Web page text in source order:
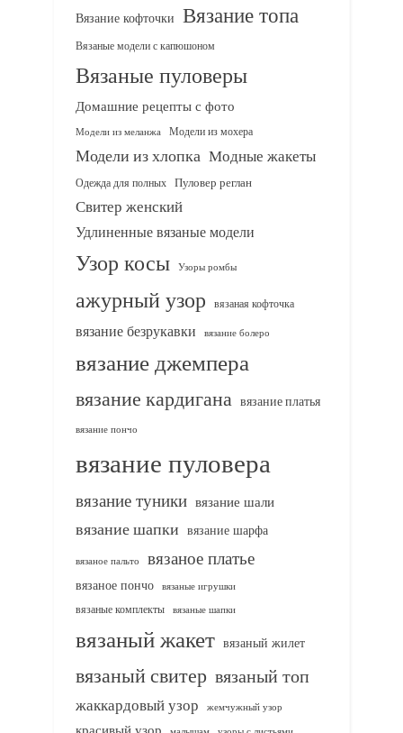
Вязание кофточки Вязание топа
Вязаные модели с капюшоном
Вязаные пуловеры
Домашние рецепты с фото
Модели из меланжа Модели из мохера
Модели из хлопка Модные жакеты
Одежда для полных Пуловер реглан
Свитер женский
Удлиненные вязаные модели
Узор косы Узоры ромбы
ажурный узор вязаная кофточка
вязание безрукавки вязание болеро
вязание джемпера
вязание кардигана вязание платья
вязание пончо
вязание пуловера
вязание туники вязание шали
вязание шапки вязание шарфа
вязаное пальто вязаное платье
вязаное пончо вязаные игрушки
вязаные комплекты
вязаные шапки
вязаный жакет вязаный жилет
вязаный свитер вязаный топ
жаккардовый узор жемчужный узор